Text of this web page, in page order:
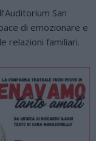
San
di emozionare e
relazioni familiari.